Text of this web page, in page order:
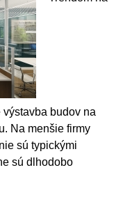
budov na
Na menšie firmy
sú typickými
sú dlhodobo